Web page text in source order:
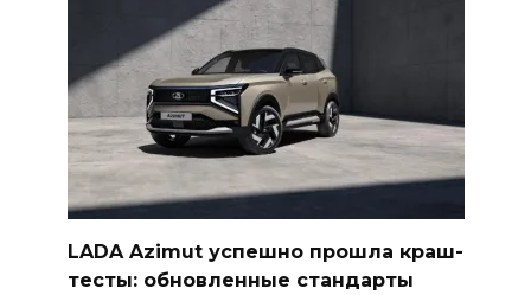
LADA Azimut успешно прошла краш-
тесты: обновленные стандарты